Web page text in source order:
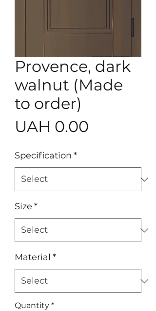
Provence, dark
walnut (Made
to order)
UAH 0.00
Specification *
Size *
Material *
Quantity *